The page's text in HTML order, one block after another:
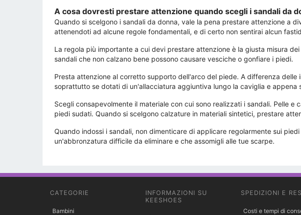
A cosa dovresti prestare attenzione quando scegli i sandali da
Quando si scelgono i sandali da donna, vale la pena prestare attenzione a
attenendoti ad alcune regole fondamentali, e di certo non sentirai alcun
La regola più importante a cui devi prestare attenzione è la giusta misura
sandali che non calzano bene possono causare vesciche o gonfiare i piedi.
Presta attenzione al corretto supporto dell'arco del piede. A differenza
soprattutto se dotati di un'allacciatura aggiuntiva lungo la caviglia e appena
Scegli consapevolmente il materiale con cui sono realizzati i sandali. Pelle
piedi sudati. Quando si scelgono calzature in materiali sintetici, prestare
Quando indossi i sandali, non dimenticare di applicare regolarmente sui
un'abbronzatura difficile da eliminare e che assomigli alle tue scarpe.
CATEGORIE
Bambini
INFORMAZIONI SU
KEESHOES
SPEDIZIONI E
Costi e tempi di